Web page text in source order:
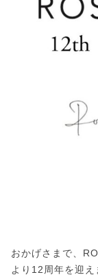
おかげさまで、
より12周年を迎え